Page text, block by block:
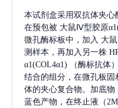
本试剂盒采用双抗体夹心
在预包被 大鼠Ⅳ型胶原
微孔酶标板中，加入 大
测样本，再加入另一株
α1(COL4α1)
（酶标抗体
结合的组分，在微孔板
体的夹心复合物。加底物
蓝色产物，在终止液（